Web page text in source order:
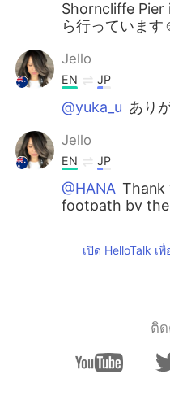
Shorncliffe Pier
ら行っていま
Jello
EN JP
@yuka_u あり
Jello
EN JP
@HANA Thank
footpath by the
Jello
JP EN
เปิด HelloTalk เ
ติด